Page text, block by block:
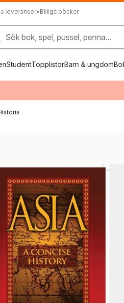
leveranser• Billiga böcker
Sök bok, spel, pussel, penna...
StudentTopplistorBarn & ungdom